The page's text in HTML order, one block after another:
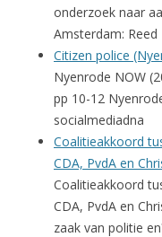
onderzoek naar
Amsterdam: Reed
Citizen police
Nyenrode NOW
pp 10-12
socialmediadna
Coalitieakkoord
CDA, PvdA en
Coalitieakkoord
CDA, PvdA en
zaak van politie